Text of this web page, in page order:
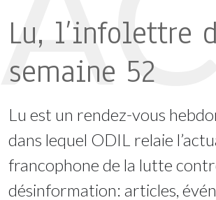
Lu, l’infolettre
semaine 52
Lu est un rendez-vous
dans lequel ODIL relaie
francophone de la lutte
désinformation: articles,